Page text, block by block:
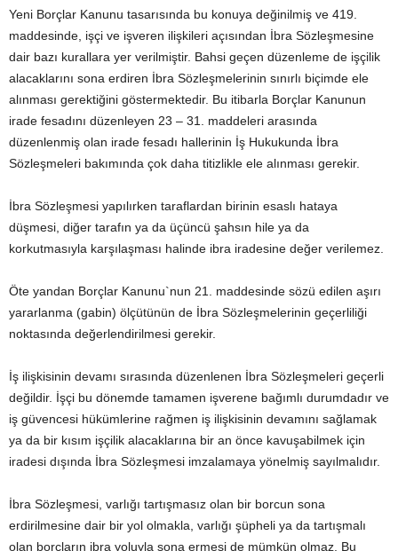
Yeni Borçlar Kanunu tasarısında bu konuya değinilmiş ve 419.
maddesinde, işçi ve işveren ilişkileri açısından İbra Sözleşmesine
dair bazı kurallara yer verilmiştir. Bahsi geçen düzenleme de işçilik
alacaklarını sona erdiren İbra Sözleşmelerinin sınırlı biçimde ele
alınması gerektiğini göstermektedir. Bu itibarla Borçlar Kanunun
irade fesadını düzenleyen 23 – 31. maddeleri arasında
düzenlenmiş olan irade fesadı hallerinin İş Hukukunda İbra
Sözleşmeleri bakımında çok daha titizlikle ele alınması gerekir.
İbra Sözleşmesi yapılırken taraflardan birinin esaslı hataya
düşmesi, diğer tarafın ya da üçüncü şahsın hile ya da
korkutmasıyla karşılaşması halinde ibra iradesine değer verilemez.
Öte yandan Borçlar Kanunu`nun 21. maddesinde sözü edilen aşırı
yararlanma (gabin) ölçütünün de İbra Sözleşmelerinin geçerliliği
noktasında değerlendirilmesi gerekir.
İş ilişkisinin devamı sırasında düzenlenen İbra Sözleşmeleri geçerli
değildir. İşçi bu dönemde tamamen işverene bağımlı durumdadır ve
iş güvencesi hükümlerine rağmen iş ilişkisinin devamını sağlamak
ya da bir kısım işçilik alacaklarına bir an önce kavuşabilmek için
iradesi dışında İbra Sözleşmesi imzalamaya yönelmiş sayılmalıdır.
İbra Sözleşmesi, varlığı tartışmasız olan bir borcun sona
erdirilmesine dair bir yol olmakla, varlığı şüpheli ya da tartışmalı
olan borçların ibra yoluyla sona ermesi de mümkün olmaz. Bu